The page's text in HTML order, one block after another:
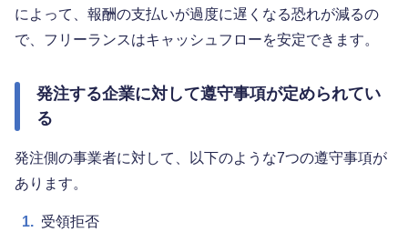
によって、報酬の支払いが過度に遅くなる恐れが減るの
で、フリーランスはキャッシュフローを安定できます。
発注する企業に対して遵守事項が定められてい
る
発注側の事業者に対して、以下のような7つの遵守事項が
あります。
1. 受領拒否